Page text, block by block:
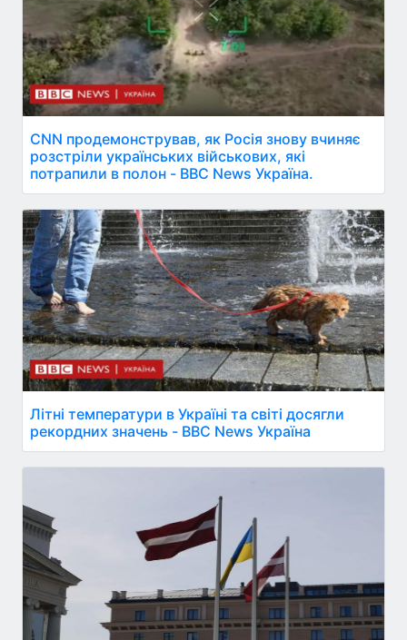
CNN продемонстрував, як Росія знову вчиняє
розстріли українських військових, які
потрапили в полон - BBC News Україна.
Літні температури в Україні та світі досягли
рекордних значень - BBC News Україна